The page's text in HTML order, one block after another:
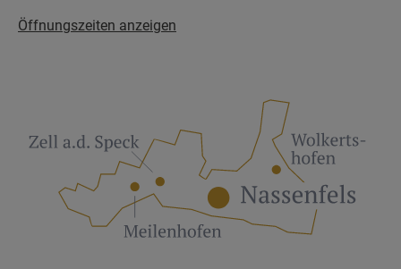
Öffnungszeiten anzeigen